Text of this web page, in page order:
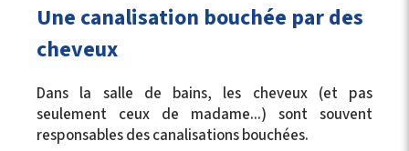
Une canalisation bouchée par des
cheveux
Dans la salle de bains, les cheveux (et pas
seulement ceux de madame...) sont souvent
responsables des canalisations bouchées.